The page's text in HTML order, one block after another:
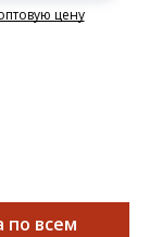
цену
по всем